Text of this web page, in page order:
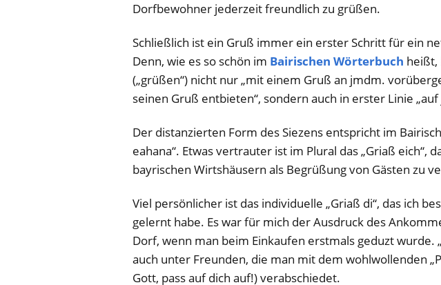
Dorfbewohner jederzeit freundlich zu grüßen.
Schließlich ist ein Gruß immer ein erster Schritt für ein
Denn, wie es so schön im Bairischen Wörterbuch heißt,
(„grüßen“) nicht nur „mit einem Gruß an jmdm.
seinen Gruß entbieten“, sondern auch in erster Linie
Der distanzierten Form des Siezens entspricht im
eahana“. Etwas vertrauter ist im Plural das „Griaß eich“,
bayrischen Wirtshäusern als Begrüßung von Gästen zu
Viel persönlicher ist das individuelle „Griaß di“, das ich
gelernt habe. Es war für mich der Ausdruck des
Dorf, wenn man beim Einkaufen erstmals geduzt wurde.
auch unter Freunden, die man mit dem wohlwollenden
Gott, pass auf dich auf!) verabschiedet.